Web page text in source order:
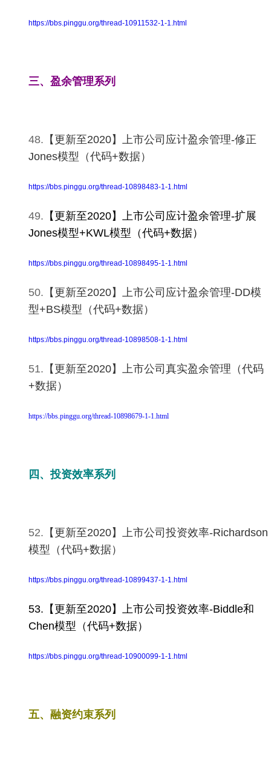
https://bbs.pinggu.org/thread-10911532-1-1.html
三、盈余管理系列
48. 【更新至2020】上市公司应计盈余管理-修正
Jones模型（代码+数据）
https://bbs.pinggu.org/thread-10898483-1-1.html
49. 【更新至2020】 上市公司应计盈余管理-扩展
Jones模型+KWL模型（代码+数据）
https://bbs.pinggu.org/thread-10898495-1-1.html
50. 【更新至2020】上市公司应计盈余管理-DD模
型+BS模型（代码+数据）
https://bbs.pinggu.org/thread-10898508-1-1.html
51. 【更新至2020】上市公司真实盈余管理（代码
+数据）
https://bbs.pinggu.org/thread-10898679-1-1.html
四、投资效率系列
52. 【更新至2020】上市公司投资效率-Richardson
模型（代码+数据）
https://bbs.pinggu.org/thread-10899437-1-1.html
53. 【更新至2020】上市公司投资效率-Biddle和
Chen模型（代码+数据）
https://bbs.pinggu.org/thread-10900099-1-1.html
五、融资约束系列